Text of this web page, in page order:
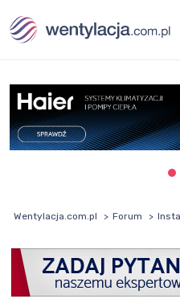
Wentylacja.com.pl Forum